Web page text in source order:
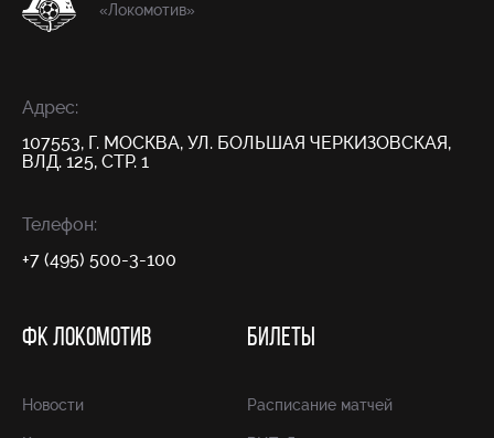
«Локомотив»
Адрес:
107553, Г. МОСКВА, УЛ. БОЛЬШАЯ ЧЕРКИЗОВСКАЯ,
ВЛД. 125, СТР. 1
Телефон:
+7 (495) 500-3-100
ФК ЛОКОМОТИВ
Новости
БИЛЕТЫ
Расписание матчей